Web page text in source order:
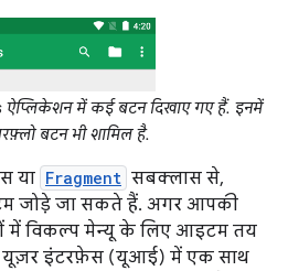
ऐप्लिकेशन में कई बटन दिखाए गए हैं. इनमें
बटन भी शामिल है.
या Fragment सबक्लास से,
जोड़े जा सकते हैं. अगर आपकी
में विकल्प मेन्यू के लिए आइटम तय
यूज़र इंटरफ़ेस (यूआई) में एक साथ